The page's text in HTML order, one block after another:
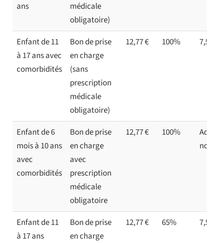
ans
médicale
obligatoire)
Enfant de 11
à 17 ans avec
comorbidités
Bon de prise
en charge
(sans
prescription
médicale
obligatoire)
12,77 € 100% 7,50 €
Enfant de 6
mois à 10 ans
avec
comorbidités
Bon de prise
en charge
avec
prescription
médicale
obligatoire
12,77 € 100%
non
Enfant de 11
à 17 ans
Bon de prise
en charge
12,77 € 65% 7,50 €